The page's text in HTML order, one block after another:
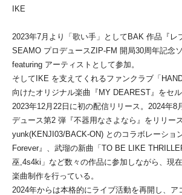
IKE
2023年7月より「歌い手」としてBAK 作品『レ
SEAMO プロデュースZIP-FM 開局30周年記念
featuring アーティストとして参加。
そしてIKE を支えてくれるファンクラブ「
向けたオリジナル楽曲『MY DEAREST』をセル
2023年12月22日に初の配信リリース。2024年8
デュース第2 弾『不器用なさよなら』をリリー
yunk(KENJI03/BACK-ON) とのコラボレーショ
Forever』、武瑠の新曲「TO BE LIKE
巫,4s4ki」など数々の作品に参加しながら、現
楽曲制作を行っている。
2024年からは本格的にライブ活動を再開し、ア